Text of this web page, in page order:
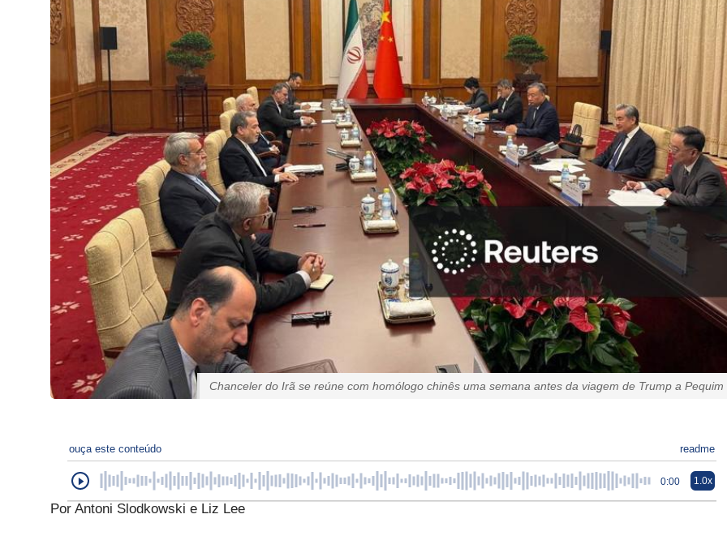
Chanceler do Irã se reúne com homólogo chinês uma semana antes da viagem de Trump a Pequim
ouça este conteúdo readme
0:00 1.0x
Por Antoni Slodkowski e Liz Lee